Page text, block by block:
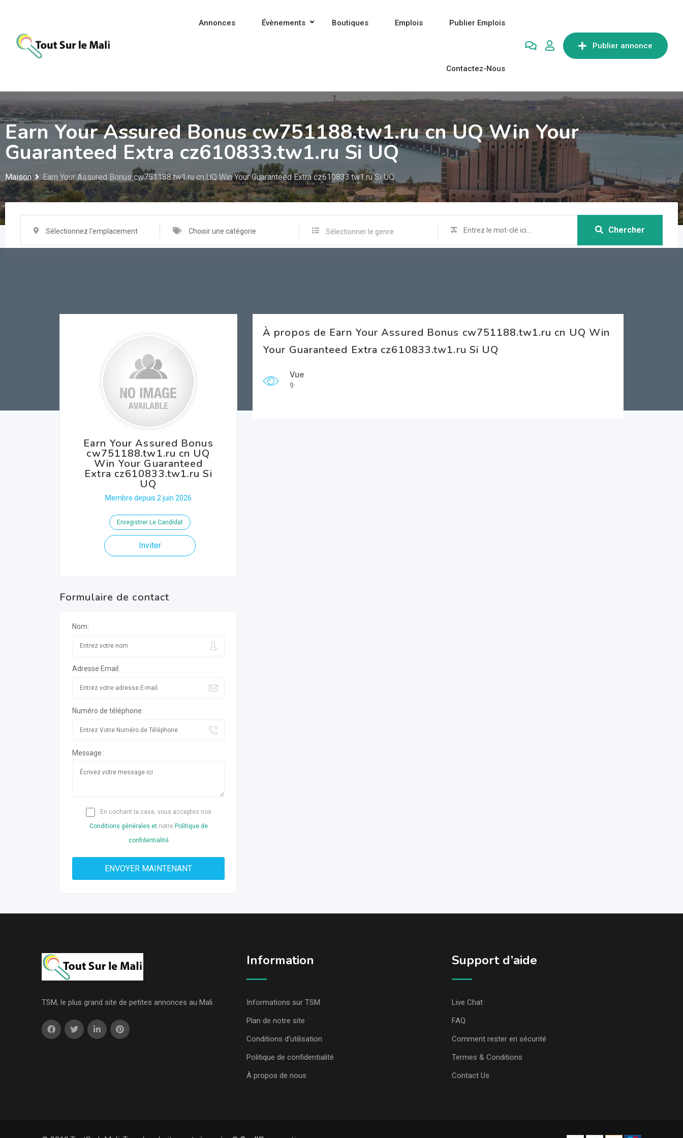
contenu
Publier annonce
Annonces Évènements Boutiques Emplois Publier Emplois
Contactez-Nous
Earn Your Assured Bonus cw751188.tw1.ru cn UQ Win Your
Guaranteed Extra cz610833.tw1.ru Si UQ
Maison Earn Your Assured Bonus cw751188.tw1.ru cn UQ Win Your Guaranteed Extra cz610833.tw1.ru Si UQ
Sélectionnez l'emplacement Choisir une catégorie Sélectionner le genre Chercher
Earn Your Assured Bonus
cw751188.tw1.ru cn UQ
Win Your Guaranteed
Extra cz610833.tw1.ru Si
UQ
Membre depuis 2 juin 2026
Enregistrer Le Candidat
Inviter
Formulaire de contact
Nom:
Adresse Email:
Numéro de téléphone:
Message :
En cochant la case, vous acceptez nos
Conditions générales etnotre Politique de
confidentialité
À propos de Earn Your Assured Bonus cw751188.tw1.ru cn UQ Win
Your Guaranteed Extra cz610833.tw1.ru Si UQ
Vue
9
TSM, le plus grand site de petites annonces au Mali.
Information
Informations sur TSM
Plan de notre site
Conditions d’utilisation
Politique de confidentialité
À propos de nous
Support d’aide
Live Chat
FAQ
Comment rester en sécurité
Termes & Conditions
Contact Us